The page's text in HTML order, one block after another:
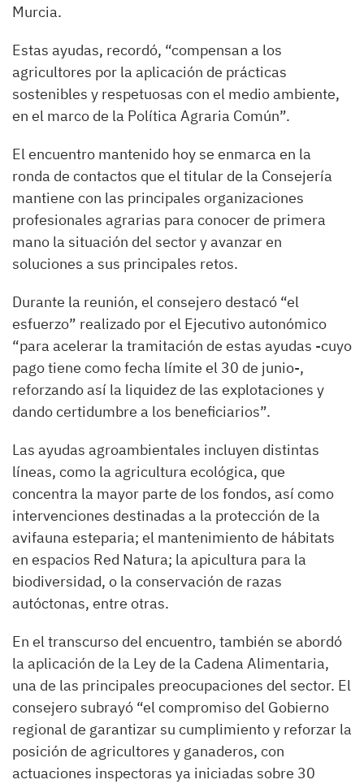
Murcia.
Estas ayudas, recordó, “compensan a los
agricultores por la aplicación de prácticas
sostenibles y respetuosas con el medio ambiente,
en el marco de la Política Agraria Común”.
El encuentro mantenido hoy se enmarca en la
ronda de contactos que el titular de la Consejería
mantiene con las principales organizaciones
profesionales agrarias para conocer de primera
mano la situación del sector y avanzar en
soluciones a sus principales retos.
Durante la reunión, el consejero destacó “el
esfuerzo” realizado por el Ejecutivo autonómico
“para acelerar la tramitación de estas ayudas -cuyo
pago tiene como fecha límite el 30 de junio-,
reforzando así la liquidez de las explotaciones y
dando certidumbre a los beneficiarios”.
Las ayudas agroambientales incluyen distintas
líneas, como la agricultura ecológica, que
concentra la mayor parte de los fondos, así como
intervenciones destinadas a la protección de la
avifauna esteparia; el mantenimiento de hábitats
en espacios Red Natura; la apicultura para la
biodiversidad, o la conservación de razas
autóctonas, entre otras.
En el transcurso del encuentro, también se abordó
la aplicación de la Ley de la Cadena Alimentaria,
una de las principales preocupaciones del sector. El
consejero subrayó “el compromiso del Gobierno
regional de garantizar su cumplimiento y reforzar la
posición de agricultores y ganaderos, con
actuaciones inspectoras ya iniciadas sobre 30